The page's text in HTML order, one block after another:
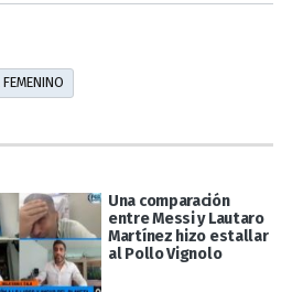
Una comparación
entre Messi y Lautaro
Martínez hizo estallar
al Pollo Vignolo